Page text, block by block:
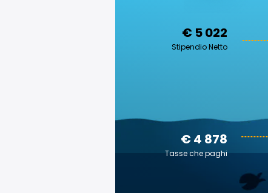
€ 5 022
Stipendio Netto
€ 4 878
Tasse che paghi